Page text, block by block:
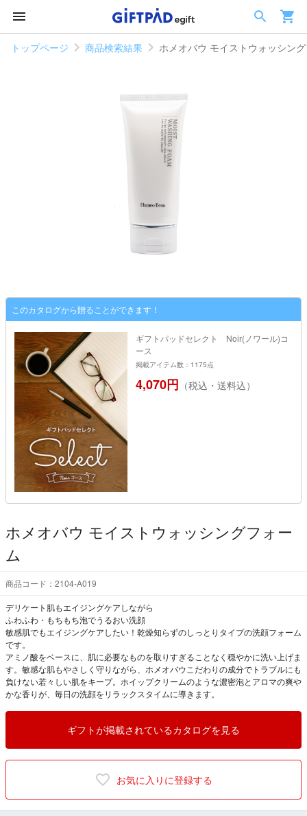
トップページ 商品検索結果 ホメオバウ モイストウォッシン
このカタログから贈ることができます！
ギフトパッドセレクト Noir(ノワール)コ
ース
掲載アイテム数：1175点
4,070円 （税込・送料込）
ホメオバウ モイストウォッシングフォー
ム
商品コード：2104-A019
デリケート肌もエイジングケアしながら
ふわふわ・もちもち泡でうるおい洗顔
敏感肌でもエイジングケアしたい！乾燥知らずのしっとりタイプの洗顔フォーム
です。
アミノ酸をベースに、肌に必要なものを取りすぎることなく穏やかに洗い上げま
す。敏感な肌もやさしく守りながら、ホメオバウこだわりの成分でトラブルにも
負けない若々しい肌をキープ。ホイップクリームのような濃密泡とアロマの爽や
かな香りが、毎日の洗顔をリラックスタイムに導きます。
ギフトが掲載されているカタログを見る
お気に入りに登録する